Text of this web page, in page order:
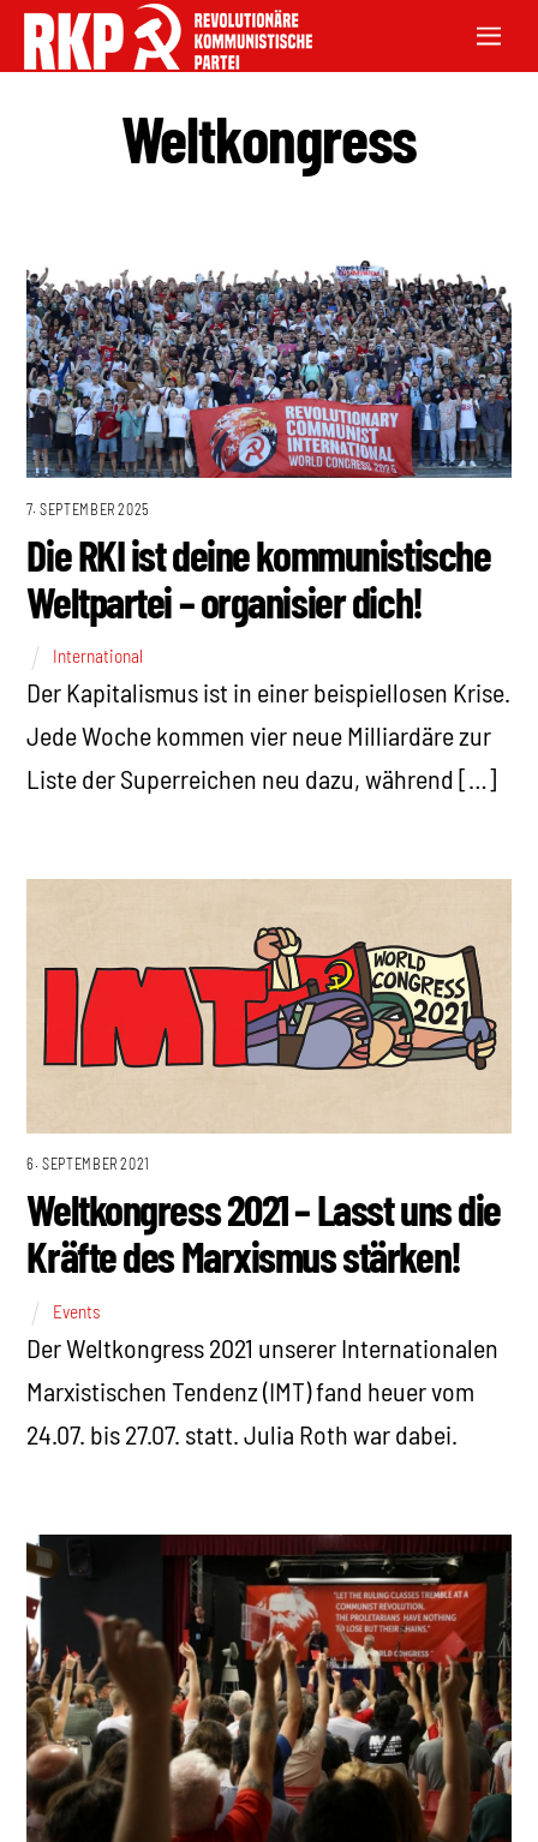
Weltkongress
7. SEPTEMBER 2025
Die RKI ist deine kommunistische
Weltpartei – organisier dich!
International
Der Kapitalismus ist in einer beispiellosen Krise.
Jede Woche kommen vier neue Milliardäre zur
Liste der Superreichen neu dazu, während […]
6. SEPTEMBER 2021
Weltkongress 2021 – Lasst uns die
Kräfte des Marxismus stärken!
Events
Der Weltkongress 2021 unserer Internationalen
Marxistischen Tendenz (IMT) fand heuer vom
24.07. bis 27.07. statt. Julia Roth war dabei.